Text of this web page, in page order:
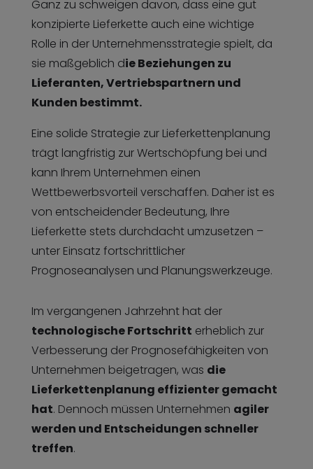
Ganz zu schweigen davon, dass eine gut
konzipierte Lieferkette auch eine wichtige
Rolle in der Unternehmensstrategie spielt, da
sie maßgeblich die Beziehungen zu
Lieferanten, Vertriebspartnern und
Kunden bestimmt.
Eine solide Strategie zur Lieferkettenplanung
trägt langfristig zur Wertschöpfung bei und
kann Ihrem Unternehmen einen
Wettbewerbsvorteil verschaffen. Daher ist es
von entscheidender Bedeutung, Ihre
Lieferkette stets durchdacht umzusetzen –
unter Einsatz fortschrittlicher
Prognoseanalysen und Planungswerkzeuge.
Im vergangenen Jahrzehnt hat der
technologische Fortschritt erheblich zur
Verbesserung der Prognosefähigkeiten von
Unternehmen beigetragen, was die
Lieferkettenplanung effizienter gemacht
hat. Dennoch müssen Unternehmen agiler
werden und Entscheidungen schneller
treffen.